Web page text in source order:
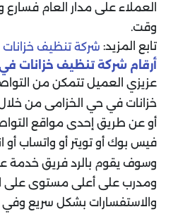
العملاء على مدار العام
وقت.
تابع المزيد: شركة تنظيف
أرقام شركة تنظيف خزانات
عزيزي العميل تتمكن من
خزانات في حي الخزامى من
أو عن طريق إحدى مواقع
فيس بوك أو تويتر أو واتساب أو
وسوف يقوم بالرد فريق خدمة
ومدرب على أعلى مستوى على
والاستفسارات بشكل سريع